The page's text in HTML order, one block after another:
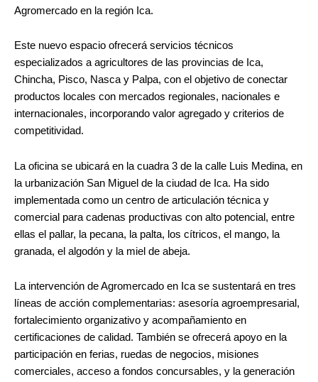
Agromercado en la región Ica.
Este nuevo espacio ofrecerá servicios técnicos
especializados a agricultores de las provincias de Ica,
Chincha, Pisco, Nasca y Palpa, con el objetivo de conectar
productos locales con mercados regionales, nacionales e
internacionales, incorporando valor agregado y criterios de
competitividad.
La oficina se ubicará en la cuadra 3 de la calle Luis Medina, en
la urbanización San Miguel de la ciudad de Ica. Ha sido
implementada como un centro de articulación técnica y
comercial para cadenas productivas con alto potencial, entre
ellas el pallar, la pecana, la palta, los cítricos, el mango, la
granada, el algodón y la miel de abeja.
La intervención de Agromercado en Ica se sustentará en tres
líneas de acción complementarias: asesoría agroempresarial,
fortalecimiento organizativo y acompañamiento en
certificaciones de calidad. También se ofrecerá apoyo en la
participación en ferias, ruedas de negocios, misiones
comerciales, acceso a fondos concursables, y la generación